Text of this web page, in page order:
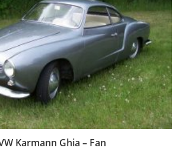
Karmann Ghia – Fan